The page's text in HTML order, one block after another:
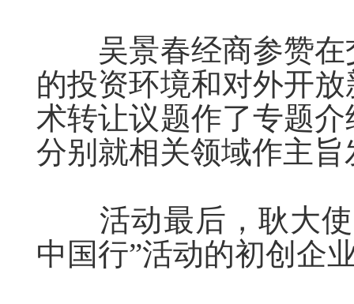
吴景春经商参赞在
的投资环境和对外开
术转让议题作了专题
分别就相关领域作主旨
活动最后，耿大使
中国行”活动的初创企